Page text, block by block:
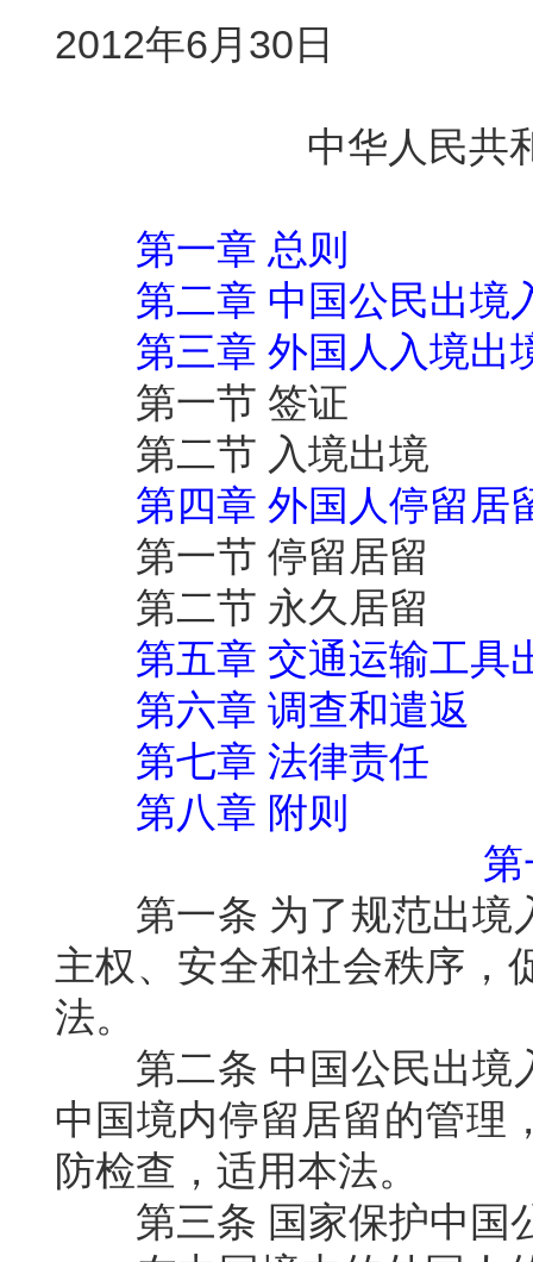
2012年6月30日
中华人民共
第一章 总则
第二章 中国公民出境
第三章 外国人入境出
第一节 签证
第二节 入境出境
第四章 外国人停留居
第一节 停留居留
第二节 永久居留
第五章 交通运输工具
第六章 调查和遣返
第七章 法律责任
第八章 附则
第一条 为了规范出境
主权、安全和社会秩序，
法。
第二条 中国公民出境
中国境内停留居留的管理
防检查，适用本法。
第三条 国家保护中国